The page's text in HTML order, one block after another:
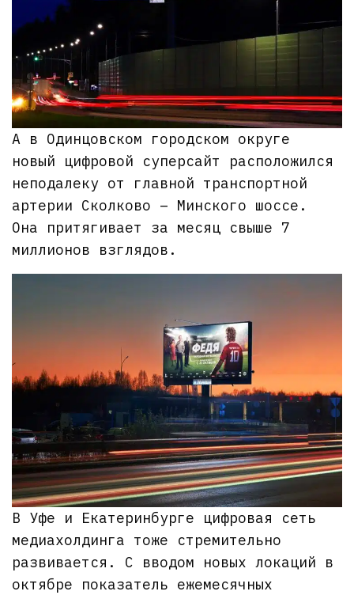
А в Одинцовском городском округе
новый цифровой суперсайт расположился
неподалеку от главной транспортной
артерии Сколково – Минского шоссе.
Она притягивает за месяц свыше 7
миллионов взглядов.
В Уфе и Екатеринбурге цифровая сеть
медиахолдинга тоже стремительно
развивается. С вводом новых локаций в
октябре показатель ежемесячных